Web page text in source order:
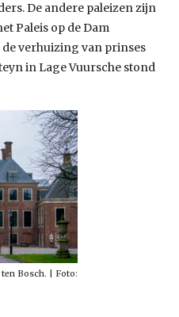
De andere paleizen zijn
Paleis op de Dam
verhuizing van prinses
in Lage Vuursche stond
Bosch. | Foto: